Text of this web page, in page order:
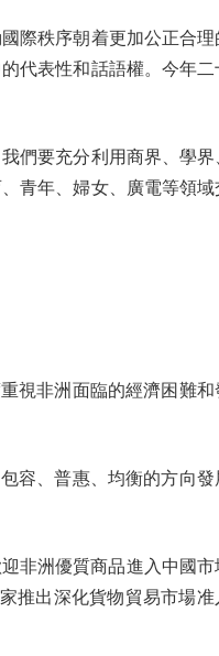
際秩序朝着更加公正合理
代表性和話語權。今年二
們要充分利用商界、學界
青年、婦女、廣電等領域
視非洲面臨的經濟困難和
、普惠、均衡的方向發
洲優質商品進入中國市
推出深化貨物貿易市場准